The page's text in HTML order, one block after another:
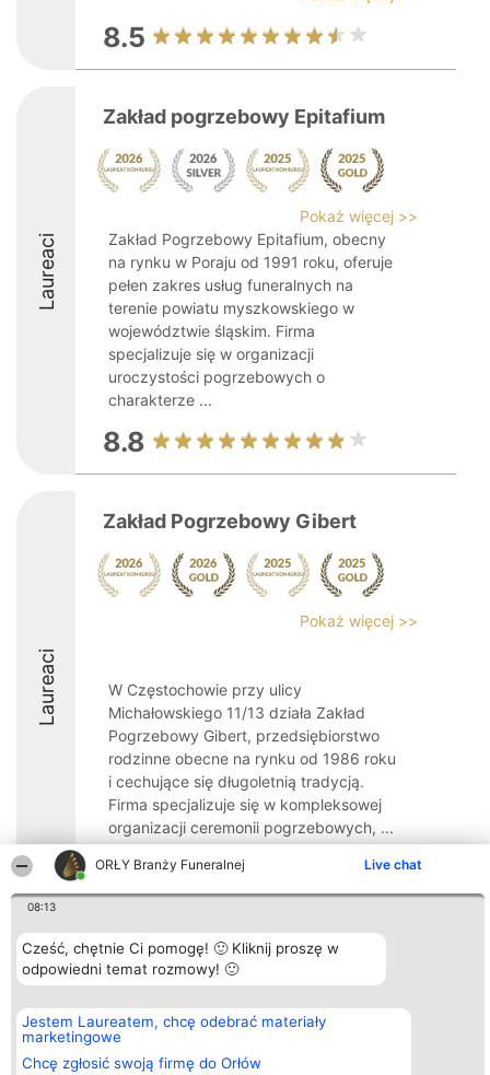
ORŁY Branży Funeralnej Live chat
08:13
Cześć, chętnie Ci pomogę! 🙂 Kliknij proszę w
odpowiedni temat rozmowy! 🙂
Jestem Laureatem, chcę odebrać materiały
marketingowe
Chcę zgłosić swoją firmę do Orłów
8.5
Laureaci
Zakład pogrzebowy Epitafium
Pokaż więcej >>
Zakład Pogrzebowy Epitafium, obecny
na rynku w Poraju od 1991 roku, oferuje
pełen zakres usług funeralnych na
terenie powiatu myszkowskiego w
województwie śląskim. Firma
specjalizuje się w organizacji
uroczystości pogrzebowych o
charakterze ...
8.8
Laureaci
Zakład Pogrzebowy Gibert
Pokaż więcej >>
W Częstochowie przy ulicy
Michałowskiego 11/13 działa Zakład
Pogrzebowy Gibert, przedsiębiorstwo
rodzinne obecne na rynku od 1986 roku
i cechujące się długoletnią tradycją.
Firma specjalizuje się w kompleksowej
organizacji ceremonii pogrzebowych, ...
10
Organizator plebiscytu
Bright Side Solutions sp. z o.
o. sp. k.
Wrocław 50-079
KRS 0000749100 | Regon
381313360 | NIP 8943132676
+48 508 492 400
Plebiscyt
Laureaci
Lista
Laureatów
Zasady
Polityka
Kontakt